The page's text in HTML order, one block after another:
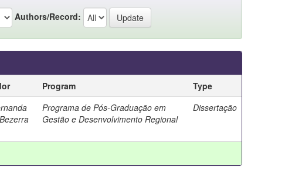
Authors/Record:
Program
Type
Programa de Pós-Graduação em
Gestão e Desenvolvimento Regional
Dissertação